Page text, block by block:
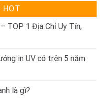
HOT
TOP 1 Địa Chỉ Uy Tín,
in UV có trên 5 năm
là gì?